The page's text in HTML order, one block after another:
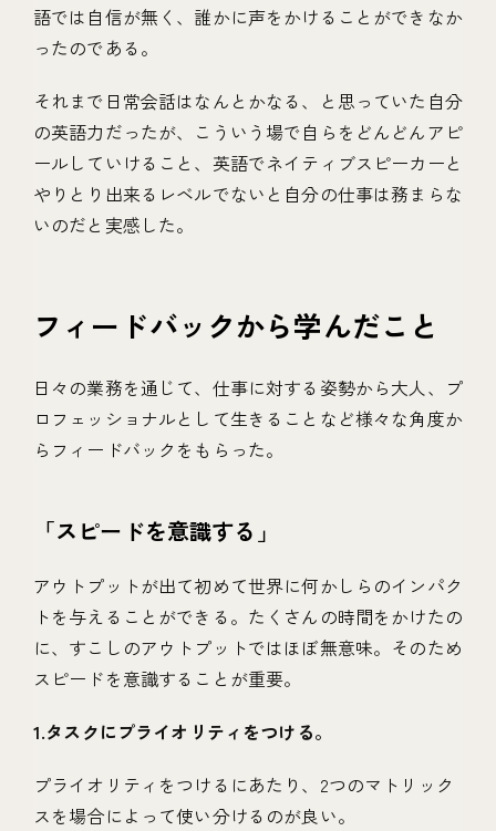
語では自信が無く、誰かに声をかけることができなか
ったのである。
それまで日常会話はなんとかなる、と思っていた自分
の英語力だったが、こういう場で自らをどんどんアピ
ールしていけること、英語でネイティブスピーカーと
やりとり出来るレベルでないと自分の仕事は務まらな
いのだと実感した。
フィードバックから学んだこと
日々の業務を通じて、仕事に対する姿勢から大人、プ
ロフェッショナルとして生きることなど様々な角度か
らフィードバックをもらった。
「スピードを意識する」
アウトプットが出て初めて世界に何かしらのインパク
トを与えることができる。たくさんの時間をかけたの
に、すこしのアウトプットではほぼ無意味。そのため
スピードを意識することが重要。
1.タスクにプライオリティをつける。
プライオリティをつけるにあたり、2つのマトリック
スを場合によって使い分けるのが良い。